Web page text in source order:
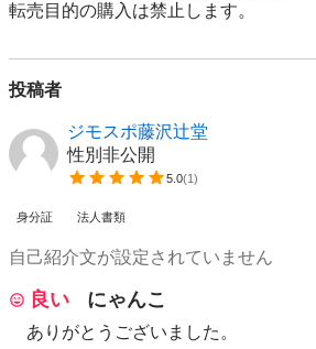
転売⽬的の購⼊は禁⽌します。
投稿者
ジモスポ藤沢辻堂
性別非公開
5.0(1)
身分証 法人書類
自己紹介文が設定されていません
良い にゃんこ
ありがとうございました。